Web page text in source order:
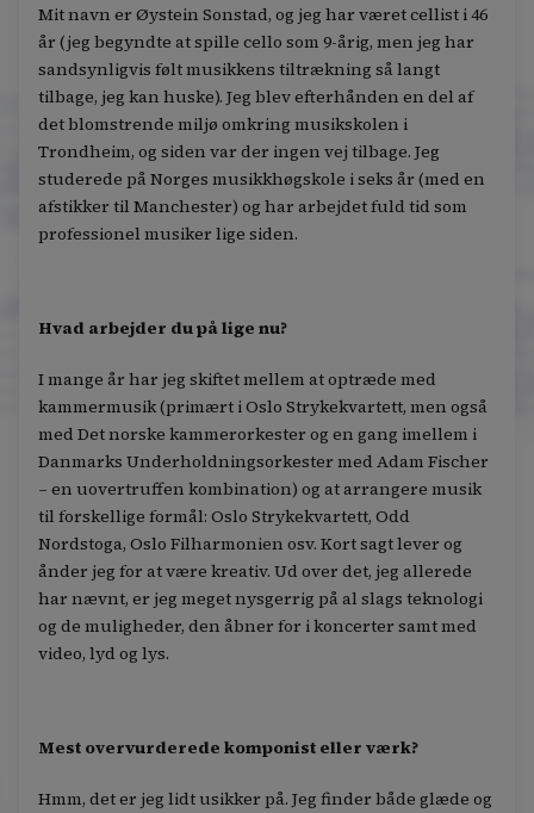
Mit navn er Øystein Sonstad, og jeg har været cellist i 46
år (jeg begyndte at spille cello som 9-årig, men jeg har
sandsynligvis følt musikkens tiltrækning så langt
tilbage, jeg kan huske). Jeg blev efterhånden en del af
det blomstrende miljø omkring musikskolen i
Trondheim, og siden var der ingen vej tilbage. Jeg
studerede på Norges musikkhøgskole i seks år (med en
afstikker til Manchester) og har arbejdet fuld tid som
professionel musiker lige siden.
Hvad arbejder du på lige nu?
I mange år har jeg skiftet mellem at optræde med
kammermusik (primært i Oslo Strykekvartett, men også
med Det norske kammerorkester og en gang imellem i
Danmarks Underholdningsorkester med Adam Fischer
– en uovertruffen kombination) og at arrangere musik
til forskellige formål: Oslo Strykekvartett, Odd
Nordstoga, Oslo Filharmonien osv. Kort sagt lever og
ånder jeg for at være kreativ. Ud over det, jeg allerede
har nævnt, er jeg meget nysgerrig på al slags teknologi
og de muligheder, den åbner for i koncerter samt med
video, lyd og lys.
Mest overvurderede komponist eller værk?
Hmm, det er jeg lidt usikker på. Jeg finder både glæde og